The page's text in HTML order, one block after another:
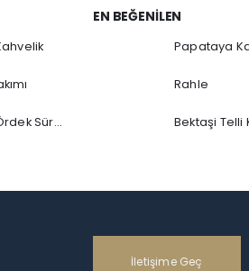
Tabaklı Gümüş Ördek Sürahi
EN BEĞENILEN
Rahle
Bektaşi Telli
İletişime Geç